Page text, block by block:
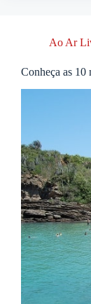
Ao Ar
Conheça as 10